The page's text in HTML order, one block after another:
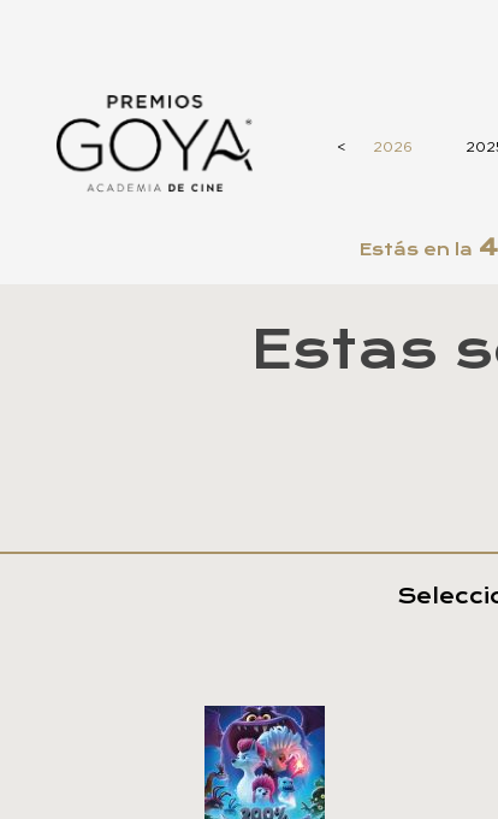
< 2026
Estás en la
Estas